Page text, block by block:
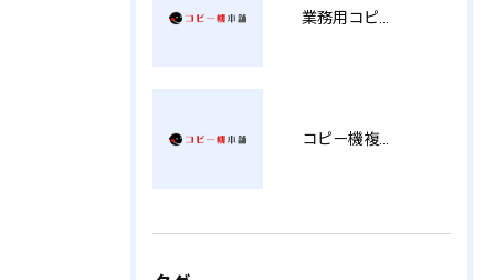
業務用コピー機の中古選び方と徳島県でお得に導入する費用相場ガイド YY
コピー機複合機の選び方と費用比較 MT